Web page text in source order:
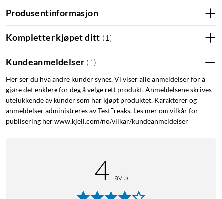
Hero 12 Black Creator Edition leveres med
Enduro-batteri
Selvheftende feste
Monteringsspenne + tommelskrue
USB-C-kabel
Volta (batterigrep / stativ / fjernkontroll)
USB-gjennomgangsdør
Produsentinformasjon
Kompletter kjøpet ditt (1)
Kundeanmeldelser ( 1)
Her ser du hva andre kunder synes. Vi viser alle anmeldelser for å
gjøre det enklere for deg å velge rett produkt. Anmeldelsene skrives
utelukkende av kunder som har kjøpt produktet. Karakterer og
anmeldelser administreres av TestFreaks. Les mer om vilkår for
publisering her www.kjell.com/no/vilkar/kundeanmeldelser
4 av 5